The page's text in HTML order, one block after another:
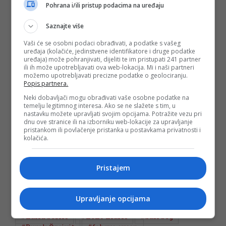
Sve je izgledalo poput bajke. Palata uz more, galebovi,
brodice koje neprestano plove i muzika koja je činila da gosti
odjeveni u elegantna odijela i toalete budu raspoloženi i
(DEPO PORTAL, BLIN MAGAZIN/mr)
PODIJELI NA
Depo.bapratite putem društvenih mrežaTwitteriFacebook
#halid bešlić #neno murić
#bali beg
Pohrana i/ili pristup podacima na uređaju
Saznajte više
Vaši će se osobni podaci obrađivati, a podatke s vašeg
uređaja (kolačiće, jedinstvene identifikatore i druge podatke
uređaja) može pohranjivati, dijeliti te im pristupati 241 partner
ili ih može upotrebljavati ova web-lokacija. Mi i naši partneri
možemo upotrebljavati precizne podatke o geolociranju.
Popis partnera.
Neki dobavljači mogu obrađivati vaše osobne podatke na
temelju legitimnog interesa. Ako se ne slažete s tim, u
nastavku možete upravljati svojim opcijama. Potražite vezu pri
dnu ove stranice ili na izborniku web-lokacije za upravljanje
pristankom ili povlačenje pristanka u postavkama privatnosti i
kolačića.
Pristajem
Upravljanje opcijama